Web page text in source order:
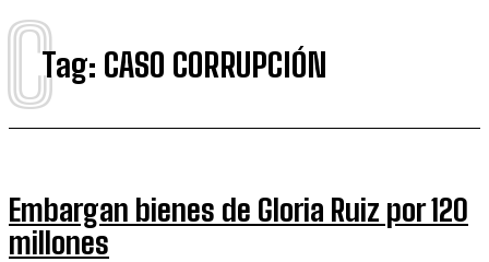
Tag: CASO CORRUPCIÓN
C
Embargan bienes de Gloria Ruiz por 120
millones